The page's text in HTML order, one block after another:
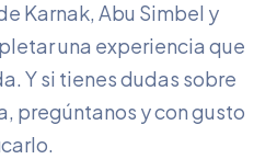
Karnak, Abu Simbel y
una experiencia que
Y si tienes dudas sobre
pregúntanos y con gusto